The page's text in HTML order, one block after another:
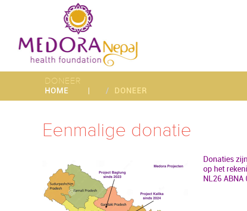
DONEER
HOME DONEER
Eenmalige donatie
Donaties
op het
NL26